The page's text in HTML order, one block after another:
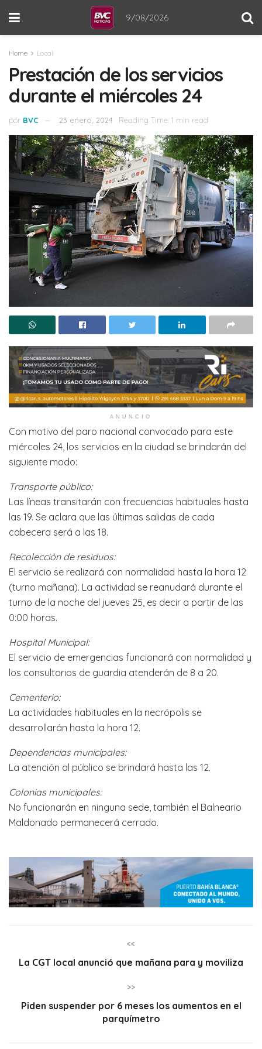
9/08/2026
Home Local
Prestación de los servicios
durante el miércoles 24
por BVC 23 enero, 2024 Reading Time: 1 min read
ANUNCIO
Con motivo del paro nacional convocado para este
miércoles 24, los servicios en la ciudad se brindarán del
siguiente modo:
Transporte público:
Las líneas transitarán con frecuencias habituales hasta
las 19. Se aclara que las últimas salidas de cada
cabecera será a las 18.
Recolección de residuos:
El servicio se realizará con normalidad hasta la hora 12
(turno mañana). La actividad se reanudará durante el
turno de la noche del jueves 25, es decir a partir de las
0:00 horas.
Hospital Municipal:
El servicio de emergencias funcionará con normalidad y
los consultorios de guardia atenderán de 8 a 20.
Cementerio:
La actividades habituales en la necrópolis se
desarrollarán hasta la hora 12.
Dependencias municipales:
La atención al público se brindará hasta las 12.
Colonias municipales:
No funcionarán en ninguna sede, también el Balneario
Maldonado permanecerá cerrado.
<<
La CGT local anunció que mañana para y moviliza
>>
Piden suspender por 6 meses los aumentos en el
parquímetro